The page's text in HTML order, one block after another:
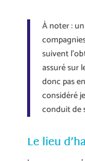
À noter :
suivent
assuré sur
donc pas
considéré
conduit de
Le lieu